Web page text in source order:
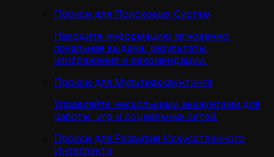
Прокси для Поисковых Систем
Находите информацию мгновенно:
локальная выдача, результаты,
изображения и рекомендации.
Прокси для Мультиаккаунтинга
Управляйте несколькими аккаунтами для
работы, игр и социальных сетей.
Прокси для Развития Искусственного
Интеллекта